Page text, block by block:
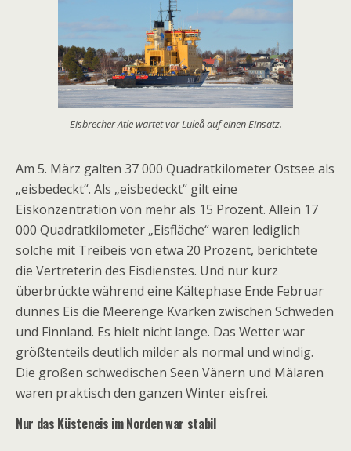
Eisbrecher Atle wartet vor Luleå auf einen Einsatz.
Am 5. März galten 37 000 Quadratkilometer Ostsee als
„eisbedeckt“. Als „eisbedeckt“ gilt eine
Eiskonzentration von mehr als 15 Prozent. Allein 17
000 Quadratkilometer „Eisfläche“ waren lediglich
solche mit Treibeis von etwa 20 Prozent, berichtete
die Vertreterin des Eisdienstes. Und nur kurz
überbrückte während eine Kältephase Ende Februar
dünnes Eis die Meerenge Kvarken zwischen Schweden
und Finnland. Es hielt nicht lange. Das Wetter war
größtenteils deutlich milder als normal und windig.
Die großen schwedischen Seen Vänern und Mälaren
waren praktisch den ganzen Winter eisfrei.
Nur das Küsteneis im Norden war stabil